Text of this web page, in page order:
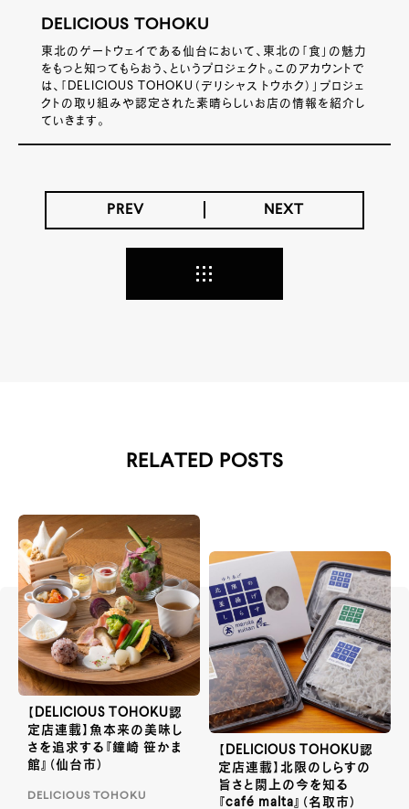
DELICIOUS TOHOKU
東北のゲートウェイである仙台において、東北の「食」の魅力
をもっと知ってもらおう、というプロジェクト。このアカウントで
は、「DELICIOUS TOHOKU（デリシャス トウホク）」プロジェ
クトの取り組みや認定された素晴らしいお店の情報を紹介し
ていきます。
PREV NEXT
RELATED POSTS
【DELICIOUS TOHOKU認
定店連載】魚本来の美味し
さを追求する『鐘崎 笹かま
館』（仙台市）
DELICIOUS TOHOKU
【DELICIOUS TOHOKU認
定店連載】北限のしらすの
旨さと閖上の今を知る
『café malta』（名取市）